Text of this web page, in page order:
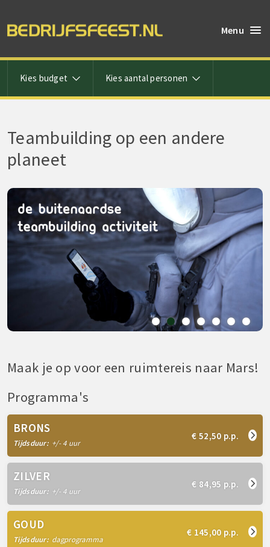
Menu
Kies budget Kies aantal personen
Teambuilding op een andere
planeet
Maak je op voor een ruimtereis naar Mars!
Programma's
BRONS
Tijdsduur: +/- 4 uur
€ 52,50 p.p.
ZILVER
Tijdsduur: +/- 4 uur
€ 84,95 p.p.
GOUD
Tijdsduur: dagprogramma
€ 145,00 p.p.